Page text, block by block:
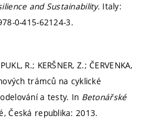
and Sustainability. Italy:
0-415-62124-3.
R.; KERŠNER, Z.; ČERVENKA,
trámců na cyklické
a testy. In Betonářské
Česká republika: 2013.